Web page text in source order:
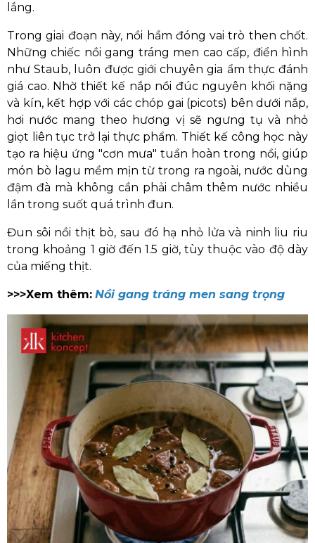
lắng.
Trong giai đoạn này, nồi hầm đóng vai trò then chốt.
Những chiếc nồi gang tráng men cao cấp, điển hình
như Staub, luôn được giới chuyên gia ẩm thực đánh
giá cao. Nhờ thiết kế nắp nồi đúc nguyên khối nặng
và kín, kết hợp với các chóp gai (picots) bên dưới nắp,
hơi nước mang theo hương vị sẽ ngưng tụ và nhỏ
giọt liên tục trở lại thực phẩm. Thiết kế công học này
tạo ra hiệu ứng "cơn mưa" tuần hoàn trong nồi, giúp
món bò lagu mềm mịn từ trong ra ngoài, nước dùng
đậm đà mà không cần phải châm thêm nước nhiều
lần trong suốt quá trình đun.
Đun sôi nồi thịt bò, sau đó hạ nhỏ lửa và ninh liu riu
trong khoảng 1 giờ đến 1.5 giờ, tùy thuộc vào độ dày
của miếng thịt.
>>>Xem thêm: Nồi gang tráng men sang trọng